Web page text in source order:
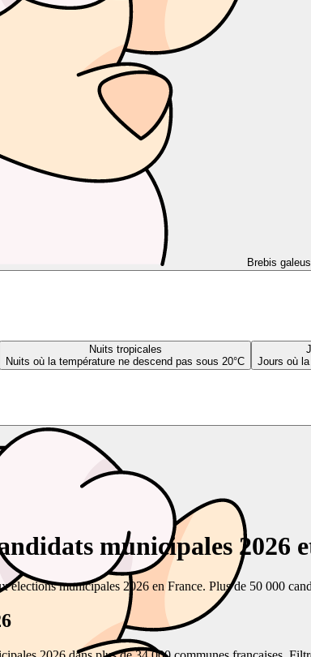
Brebis
Nuits tropicales
Nuits où la température ne descend pas sous 20°C
Jours où
municipales 2026
élections municipales 2026 en France. Plus de 50 000